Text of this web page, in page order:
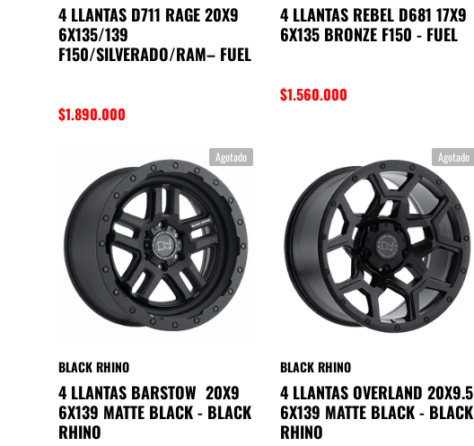
4 LLANTAS D711 RAGE 20X9
6X135/139
F150/SILVERADO/RAM– FUEL
$1.890.000
4 LLANTAS REBEL D681 17X9
6X135 BRONZE F150 - FUEL
$1.560.000
Agotado
BLACK RHINO
4 LLANTAS BARSTOW 20X9
6X139 MATTE BLACK - BLACK
RHINO
Agotado
BLACK RHINO
4 LLANTAS OVERLAND 20X9.5
6X139 MATTE BLACK - BLACK
RHINO